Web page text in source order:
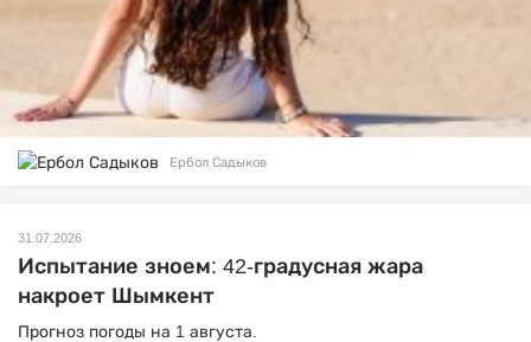
Ербол Садыков
31.07.2026
Испытание зноем: 42-градусная жара
накроет Шымкент
Прогноз погоды на 1 августа.